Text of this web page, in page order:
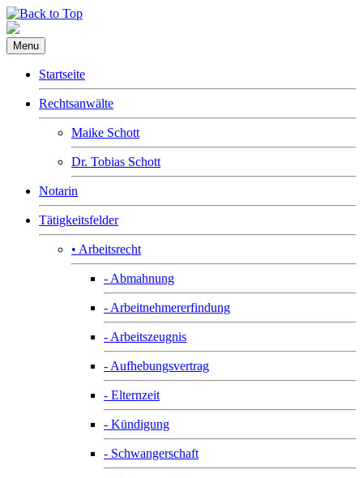
Menu
Startseite
Rechtsanwälte
Maike Schott
Dr. Tobias Schott
Notarin
Tätigkeitsfelder
• Arbeitsrecht
- Abmahnung
- Arbeitnehmererfindung
- Arbeitszeugnis
- Aufhebungsvertrag
- Elternzeit
- Kündigung
- Schwangerschaft